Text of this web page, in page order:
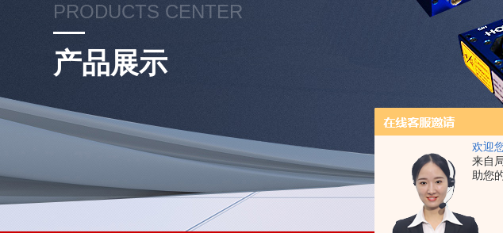
欢迎
来自
助您
PRODUCTS CENTER
产品展示